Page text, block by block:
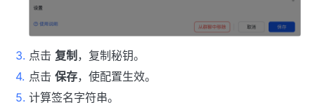
点击 复制 ，复制秘钥。
点击 保存，使配置生效。
计算签名字符串。